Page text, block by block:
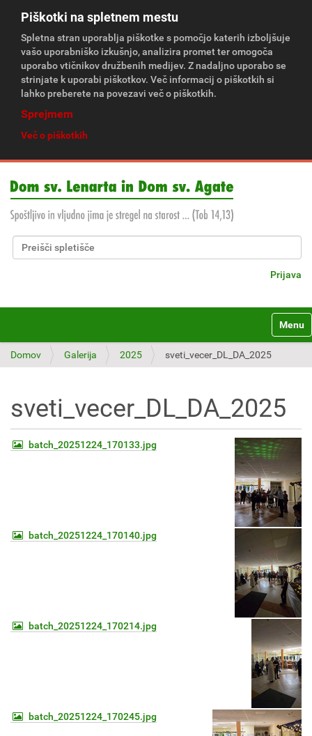
Piškotki na spletnem mestu
Spletna stran uporablja piškotke s pomočjo katerih izboljšuje
vašo uporabniško izkušnjo, analizira promet ter omogoča
uporabo vtičnikov družbenih medijev. Z nadaljno uporabo se
strinjate k uporabi piškotkov. Več informacij o piškotkih si
lahko preberete na povezavi več o piškotkih.
Sprejmem
Več o piškotkih
Išči po spletišču
Prijava
Domov Galerija 2025 sveti_vecer_DL_DA_2025
sveti_vecer_DL_DA_2025
batch_20251224_170133.jpg
batch_20251224_170140.jpg
batch_20251224_170214.jpg
batch_20251224_170245.jpg